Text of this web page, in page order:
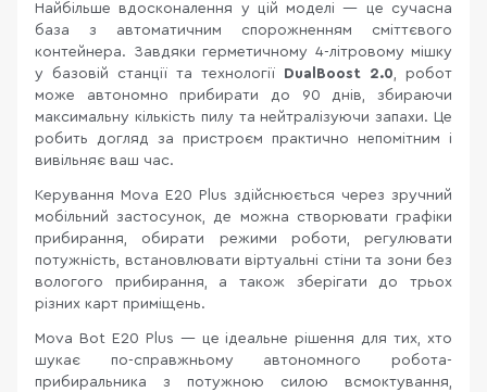
Найбільше вдосконалення у цій моделі — це сучасна
база з автоматичним спорожненням сміттєвого
контейнера. Завдяки герметичному 4-літровому мішку
у базовій станції та технології DualBoost 2.0, робот
може автономно прибирати до 90 днів, збираючи
максимальну кількість пилу та нейтралізуючи запахи. Це
робить догляд за пристроєм практично непомітним і
вивільняє ваш час.
Керування Mova E20 Plus здійснюється через зручний
мобільний застосунок, де можна створювати графіки
прибирання, обирати режими роботи, регулювати
потужність, встановлювати віртуальні стіни та зони без
вологого прибирання, а також зберігати до трьох
різних карт приміщень.
Mova Bot E20 Plus — це ідеальне рішення для тих, хто
шукає по-справжньому автономного робота-
прибиральника з потужною силою всмоктування,